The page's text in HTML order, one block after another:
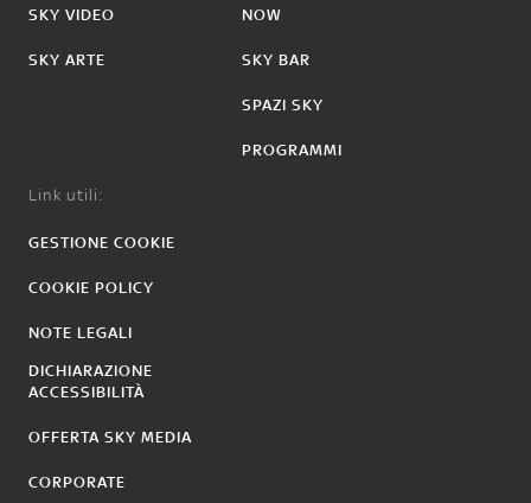
SKY VIDEO
SKY ARTE
NOW
SKY BAR
SPAZI SKY
PROGRAMMI
Link utili:
GESTIONE COOKIE
COOKIE POLICY
NOTE LEGALI
DICHIARAZIONE
ACCESSIBILITÀ
OFFERTA SKY MEDIA
CORPORATE